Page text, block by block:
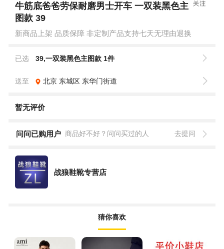
牛筋底爸爸劳保耐磨男士开车 一双装黑色主
图款 39
新商品上架 品质保障 非定制产品支持七天无理由退换
已选 39,一双装黑色主图款 1件
送至 北京 东城区 东华门街道
暂无评价
问问已购用户 商品好不好？问问买过的人 去提问
战狼鞋靴专营店
猜你喜欢